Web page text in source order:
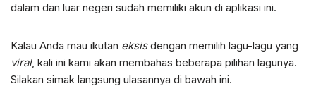
dalam dan luar negeri sudah memiliki akun di aplikasi ini.
Kalau Anda mau ikutan eksisdengan memilih lagu-lagu yang
viral, kali ini kami akan membahas beberapa pilihan lagunya.
Silakan simak langsung ulasannya di bawah ini.